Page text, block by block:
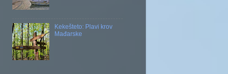
Kekešteto: Plavi krov
Mađarske